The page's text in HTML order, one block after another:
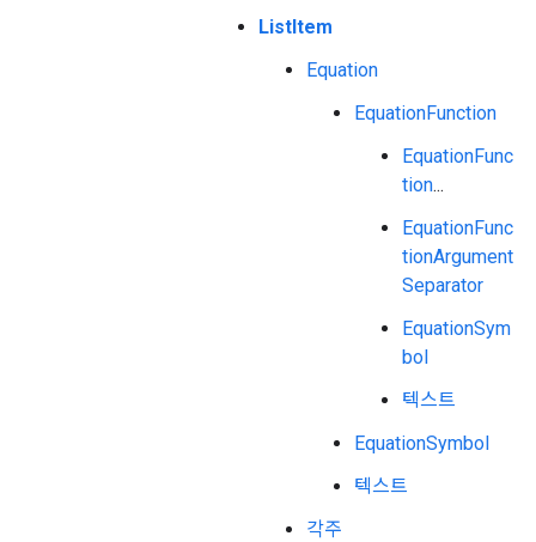
ListItem
Equation
EquationFunction
EquationFunc
tion...
EquationFunc
tionArgument
Separator
EquationSym
bol
텍스트
EquationSymbol
텍스트
각주